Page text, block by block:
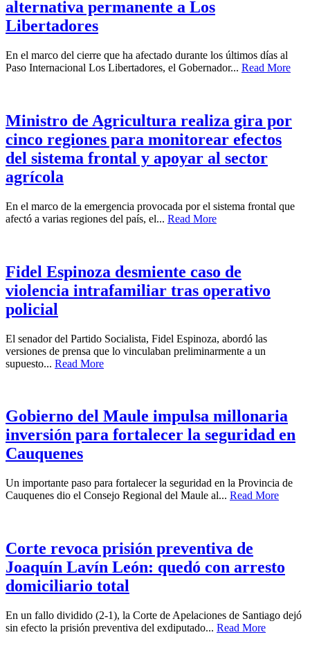
alternativa permanente a Los
Libertadores
En el marco del cierre que ha afectado durante los últimos días al
Paso Internacional Los Libertadores, el Gobernador... Read More
Ministro de Agricultura realiza gira por
cinco regiones para monitorear efectos
del sistema frontal y apoyar al sector
agrícola
En el marco de la emergencia provocada por el sistema frontal que
afectó a varias regiones del país, el... Read More
Fidel Espinoza desmiente caso de
violencia intrafamiliar tras operativo
policial
El senador del Partido Socialista, Fidel Espinoza, abordó las
versiones de prensa que lo vinculaban preliminarmente a un
supuesto... Read More
Gobierno del Maule impulsa millonaria
inversión para fortalecer la seguridad en
Cauquenes
Un importante paso para fortalecer la seguridad en la Provincia de
Cauquenes dio el Consejo Regional del Maule al... Read More
Corte revoca prisión preventiva de
Joaquín Lavín León: quedó con arresto
domiciliario total
En un fallo dividido (2-1), la Corte de Apelaciones de Santiago dejó
sin efecto la prisión preventiva del exdiputado... Read More